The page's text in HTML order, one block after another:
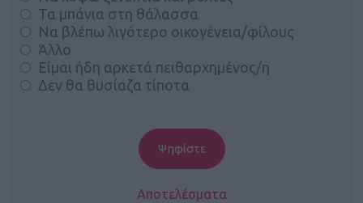
Τα μπάνια στη θάλασσα
Να βλέπω λιγότερο οικογένεια/φίλους
Άλλο
Είμαι ήδη αρκετά πειθαρχημένος/η
Δεν θα θυσίαζα τίποτα
Αποτελέσματα